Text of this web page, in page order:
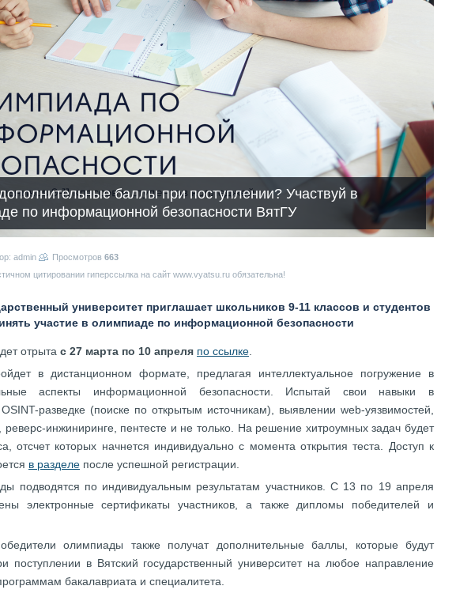
баллы при поступлении? Участвуй в
по информационной безопасности ВятГУ
admin Просмотров 663
цитировании гиперссылка на сайт www.vyatsu.ru обязательна!
университет приглашает школьников 9-11 классов и студентов
участие в олимпиаде по информационной безопасности
отрыта с 27 марта по 10 апреля по ссылке
в дистанционном формате, предлагая интеллектуальное погружение в
аспекты информационной безопасности. Испытай свои навыки в
разведке (поиске по открытым источникам), выявлении web-уязвимостей,
реверс-инжиниринге, пентесте и не только. На решение хитроумных задач будет
отсчет которых начнется индивидуально с момента открытия теста. Доступ к
в разделе после успешной регистрации.
подводятся по индивидуальным результатам участников. С 13 по 19 апреля
электронные сертификаты участников, а также дипломы победителей и
олимпиады также получат дополнительные баллы, которые будут
поступлении в Вятский государственный университет на любое направление
бакалавриата и специалитета.